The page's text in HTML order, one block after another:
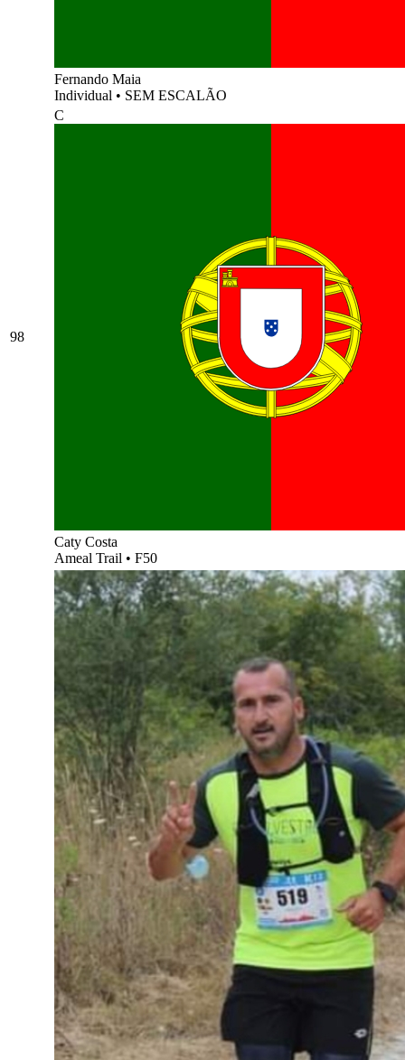
Fernando Maia
Individual • SEM ESCALÃO
98
C
Caty Costa
Ameal Trail • F50